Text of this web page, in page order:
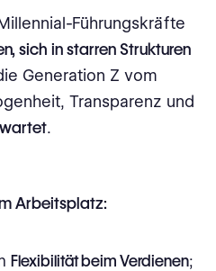
Führungskräfte
sich in starren Strukturen
Generation Z vom
Transparenz und
.
Arbeitsplatz:
Flexibilität beim Verdienen;